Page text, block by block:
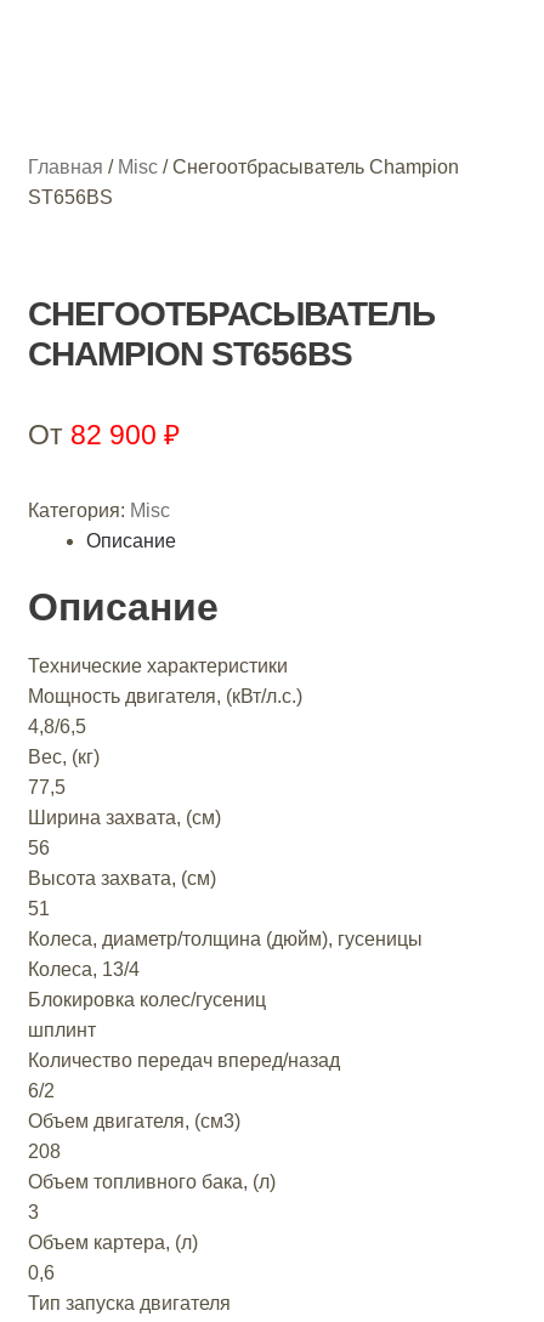
Контакты
Главная / Misc/Снегоотбрасыватель Champion
ST656BS
СНЕГООТБРАСЫВАТЕЛЬ
CHAMPION ST656BS
От 82 900 ₽
Категория: Misc
Описание
Описание
Технические характеристики
Мощность двигателя, (кВт/л.с.)
4,8/6,5
Вес, (кг)
77,5
Ширина захвата, (см)
56
Высота захвата, (см)
51
Колеса, диаметр/толщина (дюйм), гусеницы
Колеса, 13/4
Блокировка колес/гусениц
шплинт
Количество передач вперед/назад
6/2
Объем двигателя, (см3)
208
Объем топливного бака, (л)
3
Объем картера, (л)
0,6
Тип запуска двигателя